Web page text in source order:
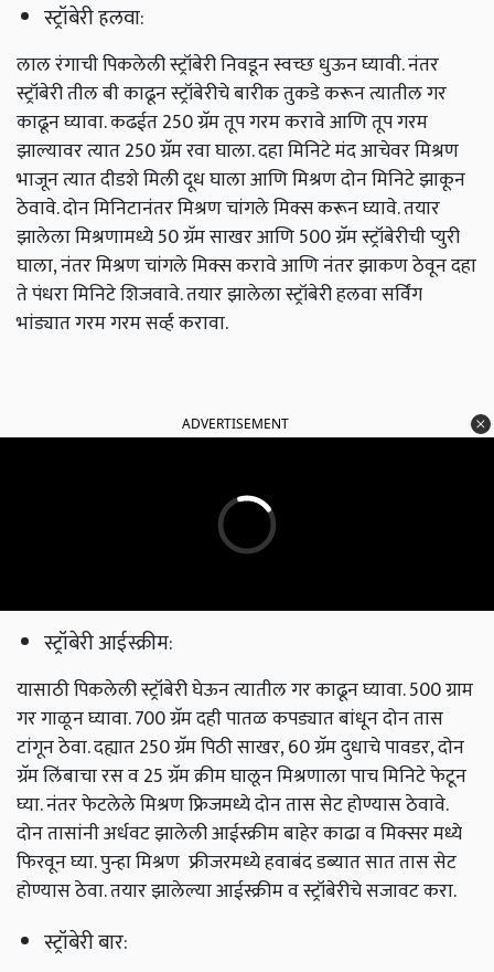
स्ट्रॉबेरी हलवा:
लाल रंगाची पिकलेली स्ट्रॉबेरी निवडून स्वच्छ धुऊन घ्यावी. नंतर
स्ट्रॉबेरी तील बी काढून स्ट्रॉबेरीचे बारीक तुकडे करून त्यातील गर
काढून घ्यावा. कढईत 250 ग्रॅम तूप गरम करावे आणि तूप गरम
झाल्यावर त्यात 250 ग्रॅम रवा घाला. दहा मिनिटे मंद आचेवर मिश्रण
भाजून त्यात दीडशे मिली दूध घाला आणि मिश्रण दोन मिनिटे झाकून
ठेवावे. दोन मिनिटानंतर मिश्रण चांगले मिक्स करून घ्यावे. तयार
झालेला मिश्रणामध्ये 50 ग्रॅम साखर आणि 500 ग्रॅम स्ट्रॉबेरीची प्युरी
घाला, नंतर मिश्रण चांगले मिक्स करावे आणि नंतर झाकण ठेवून दहा
ते पंधरा मिनिटे शिजवावे. तयार झालेला स्ट्रॉबेरी हलवा सर्विंग
भांड्यात गरम गरम सर्व्ह करावा.
ADVERTISEMENT
स्ट्रॉबेरी आईस्क्रीम:
यासाठी पिकलेली स्ट्रॉबेरी घेऊन त्यातील गर काढून घ्यावा. 500 ग्राम
गर गाळून घ्यावा. 700 ग्रॅम दही पातळ कपड्यात बांधून दोन तास
टांगून ठेवा. दह्यात 250 ग्रॅम पिठी साखर, 60 ग्रॅम दुधाचे पावडर, दोन
ग्रॅम लिंबाचा रस व 25 ग्रॅम क्रीम घालून मिश्रणाला पाच मिनिटे फेटून
घ्या. नंतर फेटलेले मिश्रण फ्रिजमध्ये दोन तास सेट होण्यास ठेवावे.
दोन तासांनी अर्धवट झालेली आईस्क्रीम बाहेर काढा व मिक्सर मध्ये
फिरवून घ्या. पुन्हा मिश्रण फ्रीजरमध्ये हवाबंद डब्यात सात तास सेट
होण्यास ठेवा. तयार झालेल्या आईस्क्रीम व स्ट्रॉबेरीचे सजावट करा.
स्ट्रॉबेरी बार: